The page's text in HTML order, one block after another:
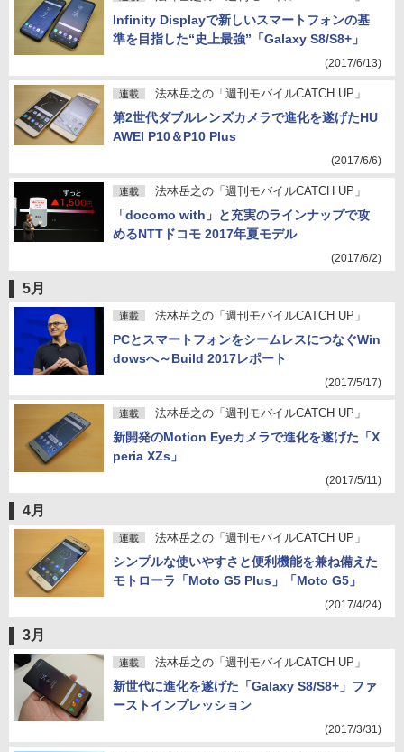
Infinity Displayで新しいスマートフォンの基
準を目指した“史上最強”「Galaxy S8/S8+」
(2017/6/13)
連載 法林岳之の「週刊モバイルCATCH UP」
第2世代ダブルレンズカメラで進化を遂げたHU
AWEI P10＆P10 Plus
(2017/6/6)
連載 法林岳之の「週刊モバイルCATCH UP」
「docomo with」と充実のラインナップで攻
めるNTTドコモ 2017年夏モデル
(2017/6/2)
5月
連載 法林岳之の「週刊モバイルCATCH UP」
PCとスマートフォンをシームレスにつなぐWin
dowsへ～Build 2017レポート
(2017/5/17)
連載 法林岳之の「週刊モバイルCATCH UP」
新開発のMotion Eyeカメラで進化を遂げた「X
peria XZs」
(2017/5/11)
4月
連載 法林岳之の「週刊モバイルCATCH UP」
シンプルな使いやすさと便利機能を兼ね備えた
モトローラ「Moto G5 Plus」「Moto G5」
(2017/4/24)
3月
連載 法林岳之の「週刊モバイルCATCH UP」
新世代に進化を遂げた「Galaxy S8/S8+」ファ
ーストインプレッション
(2017/3/31)